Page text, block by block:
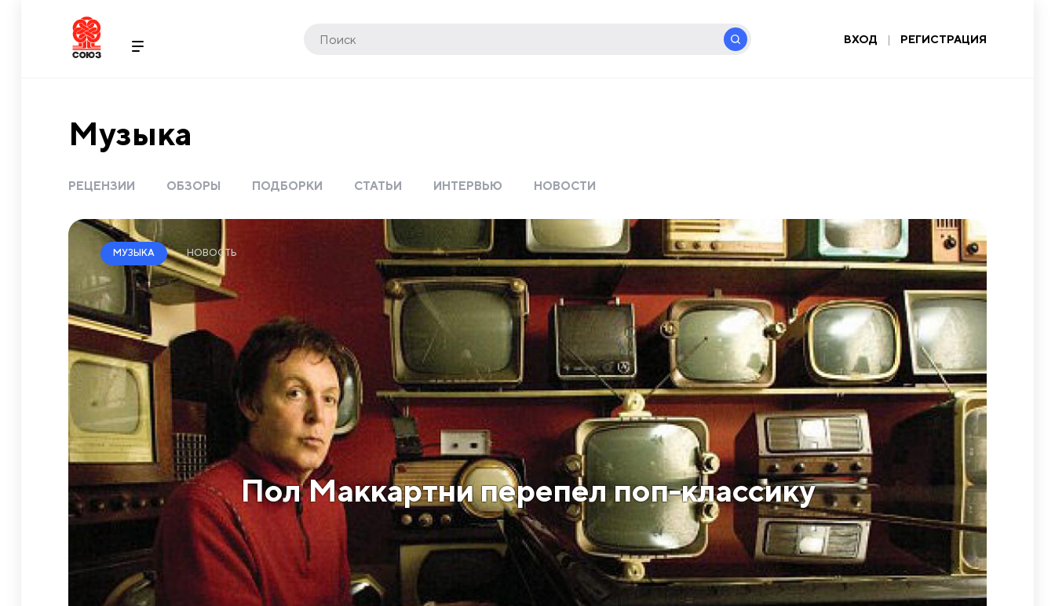
ВХОД | РЕГИСТРАЦИЯ
Музыка
РЕЦЕНЗИИ ОБЗОРЫ ПОДБОРКИ СТАТЬИ ИНТЕРВЬЮ НОВОСТИ
Пол Маккартни перепел поп-классику
МУЗЫКА НОВОСТЬ